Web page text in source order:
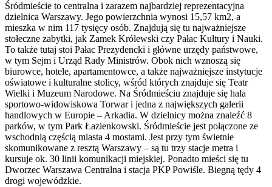
Śródmieście to centralna i zarazem najbardziej reprezentacyjna
dzielnica Warszawy. Jego powierzchnia wynosi 15,57 km2, a
mieszka w nim 117 tysięcy osób. Znajdują się tu najważniejsze
stołeczne zabytki, jak Zamek Królewski czy Pałac Kultury i Nauki.
To także tutaj stoi Pałac Prezydencki i główne urzędy państwowe,
w tym Sejm i Urząd Rady Ministrów. Obok nich wznoszą się
biurowce, hotele, apartamentowce, a także najważniejsze instytucje
oświatowe i kulturalne stolicy, wśród których znajduje się Teatr
Wielki i Muzeum Narodowe. Na Śródmieściu znajduje się hala
sportowo-widowiskowa Torwar i jedna z największych galerii
handlowych w Europie – Arkadia. W dzielnicy można znaleźć 8
parków, w tym Park Łazienkowski. Śródmieście jest połączone ze
wschodnią częścią miasta 4 mostami. Jest przy tym świetnie
skomunikowane z resztą Warszawy – są tu trzy stacje metra i
kursuje ok. 30 linii komunikacji miejskiej. Ponadto mieści się tu
Dworzec Warszawa Centralna i stacja PKP Powiśle. Biegną tędy 4
drogi wojewódzkie.